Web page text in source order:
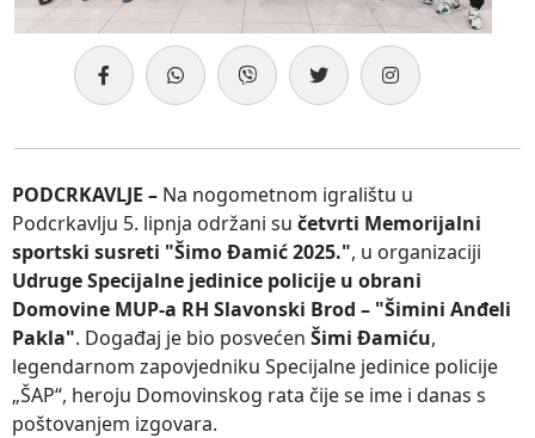
PODCRKAVLJE – Na nogometnom igralištu u
Podcrkavlju 5. lipnja održani su četvrti Memorijalni
sportski susreti "Šimo Đamić 2025.", u organizaciji
Udruge Specijalne jedinice policije u obrani
Domovine MUP-a RH Slavonski Brod – "Šimini Anđeli
Pakla". Događaj je bio posvećen Šimi Đamiću,
legendarnom zapovjedniku Specijalne jedinice policije
„ŠAP“, heroju Domovinskog rata čije se ime i danas s
poštovanjem izgovara.